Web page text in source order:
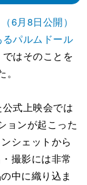
6月8日公開）
パルムドール
はそのことを
式上映会では
ョンが起こった
シェットから
撮影には非常
中に織り込ま